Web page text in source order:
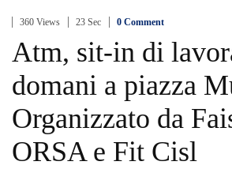
360 Views 23 Sec 0 Comment
Atm, sit-in di
domani a piazza
Organizzato da
ORSA e Fit Cisl